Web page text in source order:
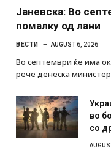
Јаневска: Во
помалку од лани
ВЕСТИ AUGUST 6, 2026
Во септември ќе има
рече денеска
во
со